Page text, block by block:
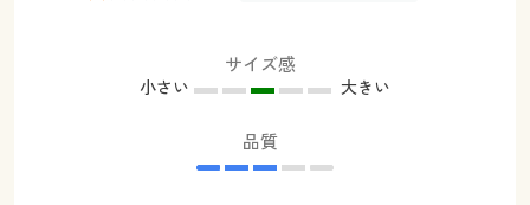
サイズ感
小さい 大きい
品質